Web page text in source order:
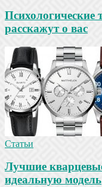
Психологические
расскажут о вас
Статьи
Лучшие
идеальную модель